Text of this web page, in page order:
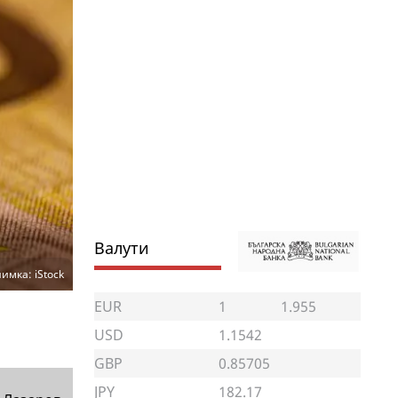
iStock
Валути
EUR 1
1.955
USD
1.1542
GBP
0.85705
JPY
182.17